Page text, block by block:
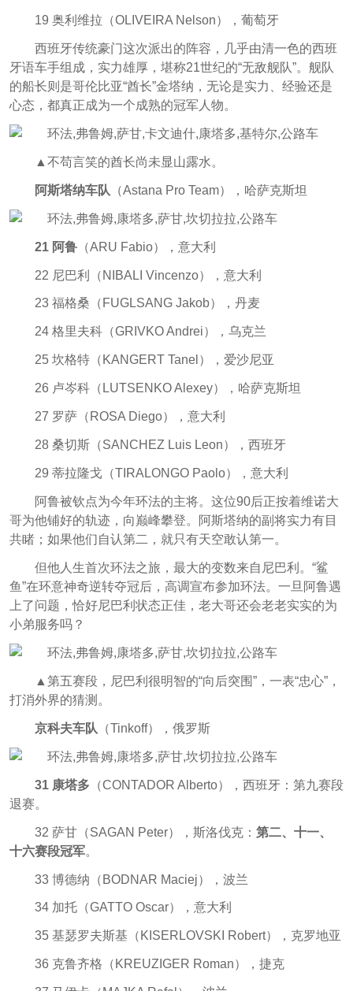
19 奥利维拉（OLIVEIRA Nelson），葡萄牙
西班牙传统豪门这次派出的阵容，几乎由清一色的西班
牙语车手组成，实力雄厚，堪称21世纪的“无敌舰队”。舰队
的船长则是哥伦比亚“酋长”金塔纳，无论是实力、经验还是
心态，都真正成为一个成熟的冠军人物。
▲不苟言笑的酋长尚未显山露水。
阿斯塔纳车队 （Astana Pro Team），哈萨克斯坦
21 阿鲁（ARU Fabio），意大利
22 尼巴利（NIBALI Vincenzo），意大利
23 福格桑（FUGLSANG Jakob），丹麦
24 格里夫科（GRIVKO Andrei），乌克兰
25 坎格特（KANGERT Tanel），爱沙尼亚
26 卢岑科（LUTSENKO Alexey），哈萨克斯坦
27 罗萨（ROSA Diego），意大利
28 桑切斯（SANCHEZ Luis Leon），西班牙
29 蒂拉隆戈（TIRALONGO Paolo），意大利
阿鲁被钦点为今年环法的主将。这位90后正按着维诺大
哥为他铺好的轨迹，向巅峰攀登。阿斯塔纳的副将实力有目
共睹；如果他们自认第二，就只有天空敢认第一。
但他人生首次环法之旅，最大的变数来自尼巴利。“鲨
鱼”在环意神奇逆转夺冠后，高调宣布参加环法。一旦阿鲁遇
上了问题，恰好尼巴利状态正佳，老大哥还会老老实实的为
小弟服务吗？
▲第五赛段，尼巴利很明智的“向后突围”，一表“忠心”，
打消外界的猜测。
京科夫车队 （Tinkoff），俄罗斯
31 康塔多 （CONTADOR Alberto），西班牙：第九赛段
退赛。
32 萨甘（SAGAN Peter），斯洛伐克： 第二、十一、
十六赛段冠军。
33 博德纳（BODNAR Maciej），波兰
34 加托（GATTO Oscar），意大利
35 基瑟罗夫斯基（KISERLOVSKI Robert），克罗地亚
36 克鲁齐格（KREUZIGER Roman），捷克